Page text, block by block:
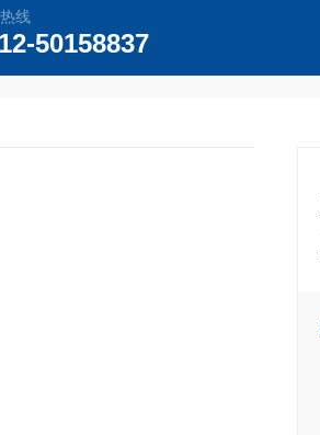
线
50158837